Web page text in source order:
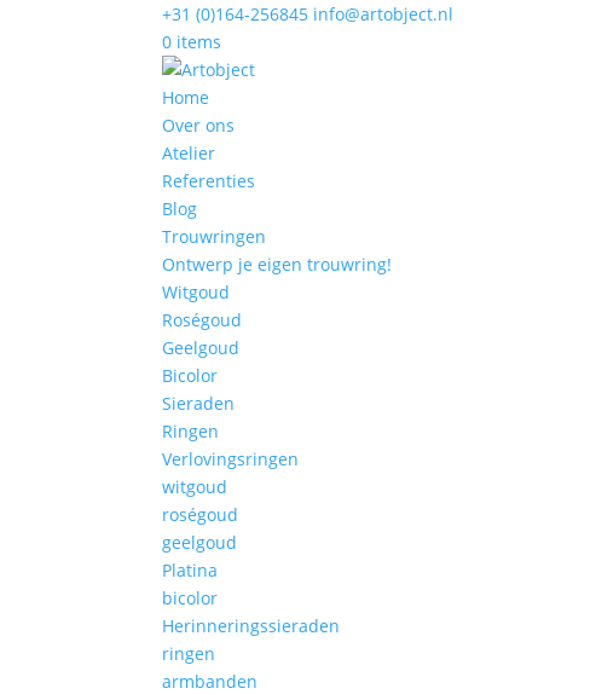
+31 (0)164-256845 info@artobject.nl
0 items
Home
Over ons
Atelier
Referenties
Blog
Trouwringen
Ontwerp je eigen trouwring!
Witgoud
Roségoud
Geelgoud
Bicolor
Sieraden
Ringen
Verlovingsringen
witgoud
roségoud
geelgoud
Platina
bicolor
Herinneringssieraden
ringen
armbanden